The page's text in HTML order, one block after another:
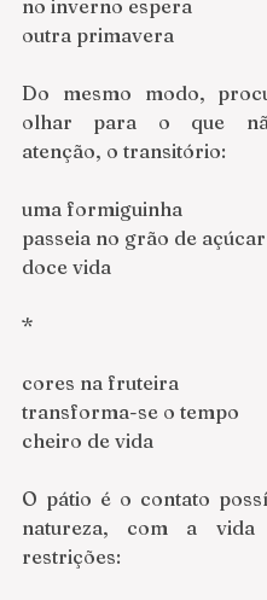
no inverno espera
outra primavera
Do mesmo modo,
olhar para o que
atenção, o transitório:
uma formiguinha
passeia no grão de açúcar
doce vida
*
cores na fruteira
transforma-se o tempo
cheiro de vida
O pátio é o contato
natureza, com a
restrições: